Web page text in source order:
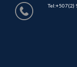
Tel:+507(2)